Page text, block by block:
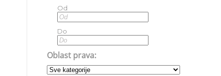
Od
Do
Oblast prava: